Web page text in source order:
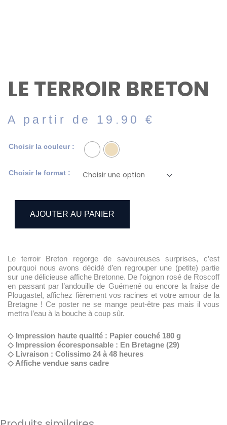
LE TERROIR BRETON
A partir de 19.90€
Le terroir Breton regorge de savoureuses surprises, c’est
pourquoi nous avons décidé d’en regrouper une (petite) partie
sur une délicieuse affiche Bretonne. De l’oignon rosé de Roscoff
en passant par l’andouille de Guémené ou encore la fraise de
Plougastel, affichez fièrement vos racines et votre amour de la
Bretagne ! Ce poster ne se mange peut-être pas mais il vous
mettra l’eau à la bouche à coup sûr.
◇ Impression haute qualité : Papier couché 180 g
◇ Impression écoresponsable : En Bretagne (29)
◇ Livraison : Colissimo 24 à 48 heures
◇ Affiche vendue sans cadre
Choisir la couleur :
Choisir le format :
quantité
terroir
AJOUTER AU PANIER